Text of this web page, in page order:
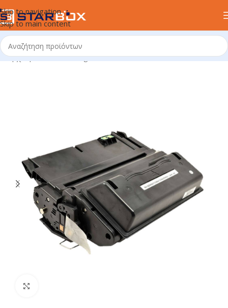
Skip to navigation
Skip to main content
Αρχική σελίδα/uncategorized